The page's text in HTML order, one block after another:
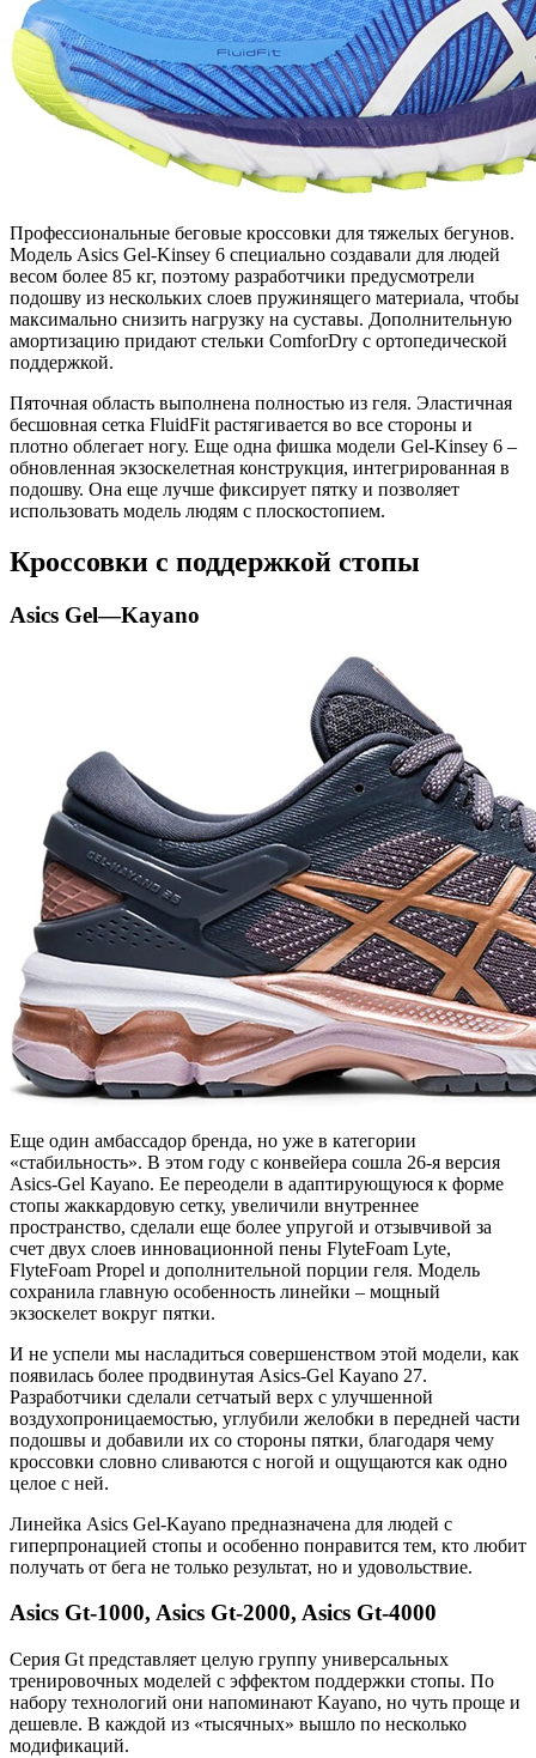
Профессиональные беговые кроссовки для тяжелых бегунов.
Модель Asics Gel-Kinsey 6 специально создавали для людей
весом более 85 кг, поэтому разработчики предусмотрели
подошву из нескольких слоев пружинящего материала, чтобы
максимально снизить нагрузку на суставы. Дополнительную
амортизацию придают стельки ComforDry с ортопедической
поддержкой.
Пяточная область выполнена полностью из геля. Эластичная
бесшовная сетка FluidFit растягивается во все стороны и
плотно облегает ногу. Еще одна фишка модели Gel-Kinsey 6 –
обновленная экзоскелетная конструкция, интегрированная в
подошву. Она еще лучше фиксирует пятку и позволяет
использовать модель людям с плоскостопием.
Кроссовки с поддержкой стопы
Asics Gel—Kayano
Еще один амбассадор бренда, но уже в категории
«стабильность». В этом году с конвейера сошла 26-я версия
Asics-Gel Kayano. Ее переодели в адаптирующуюся к форме
стопы жаккардовую сетку, увеличили внутреннее
пространство, сделали еще более упругой и отзывчивой за
счет двух слоев инновационной пены FlyteFoam Lyte,
FlyteFoam Propel и дополнительной порции геля. Модель
сохранила главную особенность линейки – мощный
экзоскелет вокруг пятки.
И не успели мы насладиться совершенством этой модели, как
появилась более продвинутая Asics-Gel Kayano 27.
Разработчики сделали сетчатый верх с улучшенной
воздухопроницаемостью, углубили желобки в передней части
подошвы и добавили их со стороны пятки, благодаря чему
кроссовки словно сливаются с ногой и ощущаются как одно
целое с ней.
Линейка Asics Gel-Kayano предназначена для людей с
гиперпронацией стопы и особенно понравится тем, кто любит
получать от бега не только результат, но и удовольствие.
Asics Gt-1000, Asics Gt-2000, Asics Gt-4000
Серия Gt представляет целую группу универсальных
тренировочных моделей с эффектом поддержки стопы. По
набору технологий они напоминают Kayano, но чуть проще и
дешевле. В каждой из «тысячных» вышло по несколько
модификаций.